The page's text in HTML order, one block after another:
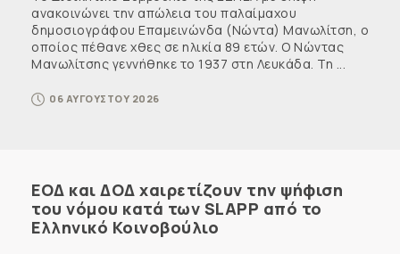
ανακοινώνει την απώλεια του παλαίμαχου
δημοσιογράφου Επαμεινώνδα (Νώντα) Μανωλίτση, ο
οποίος πέθανε χθες σε ηλικία 89 ετών. Ο Νώντας
Μανωλίτσης γεννήθηκε το 1937 στη Λευκάδα. Τη ...
06 ΑΥΓΟΥΣΤΟΥ 2026
ΕΟΔ και ΔΟΔ χαιρετίζουν την ψήφιση
του νόμου κατά των SLAPP από το
Ελληνικό Κοινοβούλιο